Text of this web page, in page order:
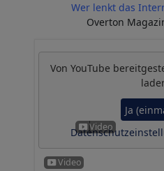
Wer lenkt das
Overton
Von YouTube
Ja